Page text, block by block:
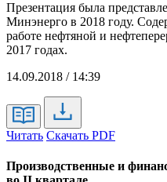
Презентация была
Минэнерго в 2018 году.
работе нефтяной и
2017 годах.
14.09.2018 / 14:39
Читать Скачать PDF
Производственные и